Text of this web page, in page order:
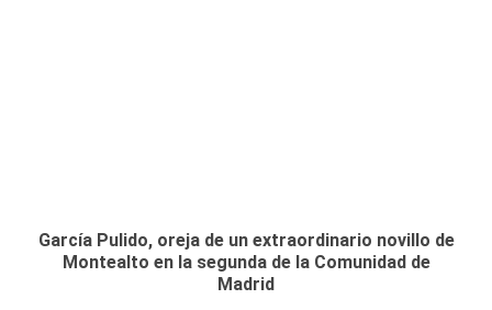
García Pulido, oreja de un extraordinario novillo de
Montealto en la segunda de la Comunidad de
Madrid